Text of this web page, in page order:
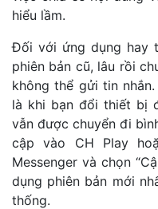
hiểu lầm.
Đối với ứng dụng hay
phiên bản cũ, lâu rồi
không thể gửi tin
là khi bạn đổi thiết bị
vẫn được chuyển đi
cập vào CH Play
Messenger và chọn
dụng phiên bản mới
thống.